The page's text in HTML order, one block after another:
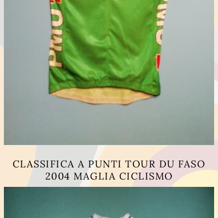
CLASSIFICA A PUNTI TOUR DU FASO
2004 MAGLIA CICLISMO